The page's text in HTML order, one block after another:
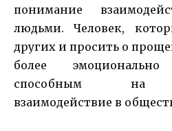
понимание
людьми. Человек,
других и просить о
более
способным на
взаимодействие в